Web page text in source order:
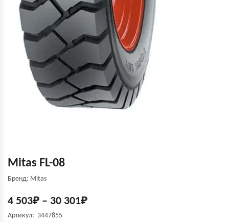
Mitas FL-08
Бренд: Mitas
4 503₽ – 30 301₽
Артикул: 3447855